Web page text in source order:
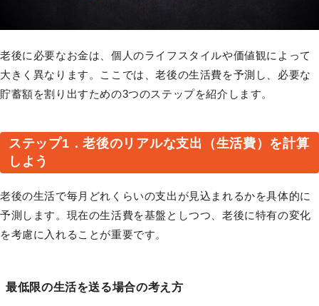
老後に必要なお金は、個人のライフスタイルや価値観によって
大きく異なります。ここでは、老後の生活費を予測し、必要な
貯蓄額を割り出すための3つのステップを紹介します。
ステップ1．老後のリアルな支出（生活費）を計算
しよう
老後の生活で毎月どれくらいの支出が見込まれるかを具体的に
予測します。現在の生活費を基盤としつつ、老後に特有の変化
を考慮に入れることが重要です。
最低限の生活を送る場合の考え方